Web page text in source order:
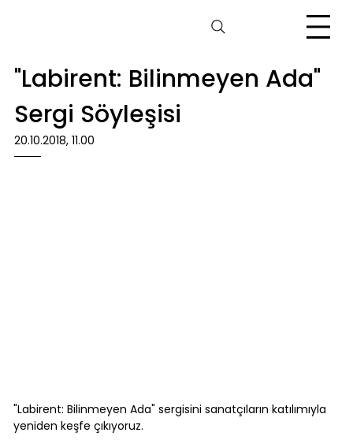
"Labirent: Bilinmeyen Ada"
Sergi Söyleşisi
20.10.2018, 11.00
"Labirent: Bilinmeyen Ada" sergisini sanatçıların katılımıyla
yeniden keşfe çıkıyoruz.